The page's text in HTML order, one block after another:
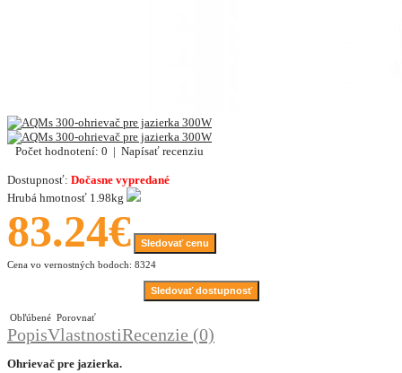
Počet hodnotení: 0 | Napísať recenziu
Dostupnosť: Dočasne vypredané
Hrubá hmotnosť 1.98kg
83.24€
Sledovať cenu
Cena vo vernostných bodoch: 8324
Sledovať dostupnosť
Obľúbené Porovnať
PopisVlastnostiRecenzie (0)
Ohrievač pre jazierka.